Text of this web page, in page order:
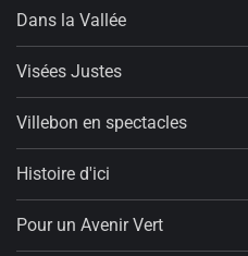
Dans la Vallée
Visées Justes
Villebon en spectacles
Histoire d'ici
Pour un Avenir Vert